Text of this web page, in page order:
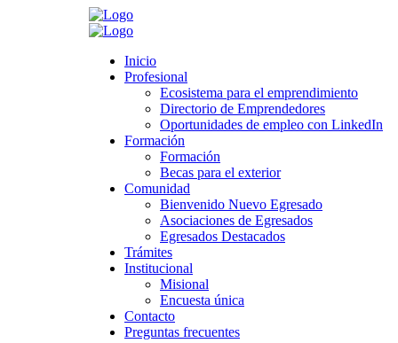
Inicio
Profesional
Ecosistema para el emprendimiento
Directorio de Emprendedores
Oportunidades de empleo con LinkedIn
Formación
Formación
Becas para el exterior
Comunidad
Bienvenido Nuevo Egresado
Asociaciones de Egresados
Egresados Destacados
Trámites
Institucional
Misional
Encuesta única
Contacto
Preguntas frecuentes
Ecosistema para el emprendimiento
Directorio de Emprendedores
Oportunidades de empleo con LinkedIn
Becas para el exterior
Bienvenido Nuevo Egresado
Asociaciones de Egresados
Egresados Destacados
Institucional
Encuesta única
Preguntas frecuentes
Profesional >LinkedIn>Conéctese con la
Universidad en LinkedIn
Conéctese con la Universidad en LinkedIn
Profesional,LinkedIn